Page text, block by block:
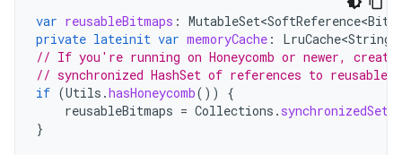
var reusableBitmaps :
private lateinit var memoryCache : LruCache<String
// If you're running on Honeycomb or newer, create
// synchronized HashSet of references to reusable
if (Utils .hasHoneycomb())
{
reusableBitmaps = Collections . synchronizedSet
}